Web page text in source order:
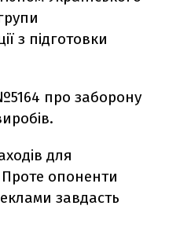
з підготовки
про заборону
для
опоненти
завдасть